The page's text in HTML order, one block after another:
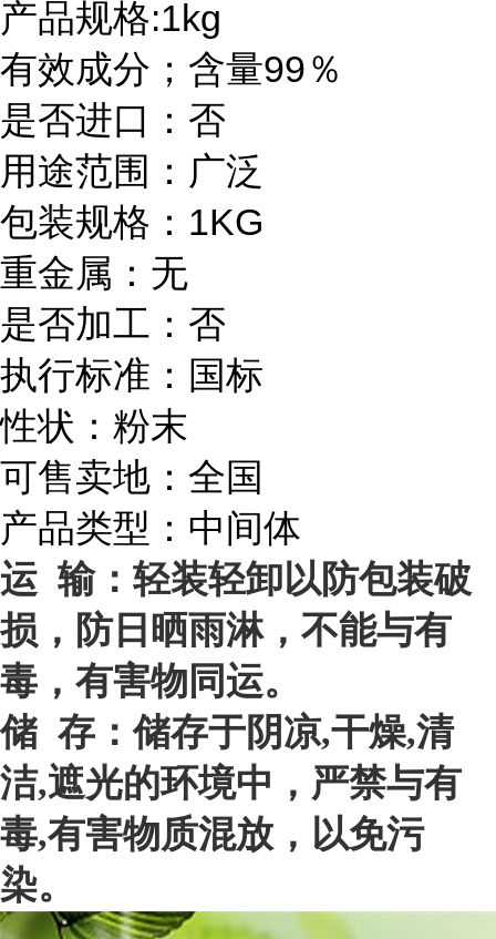
产品规格:1kg
有效成分；含量99％
是否进口：否
用途范围：广泛
包装规格：1KG
重金属：无
是否加工：否
执行标准：国标
性状：粉末
可售卖地：全国
产品类型：中间体
运 输：轻装轻卸以防包装破
损，防日晒雨淋，不能与有
毒，有害物同运。
储 存：储存于阴凉,干燥,清
洁,遮光的环境中，严禁与有
毒,有害物质混放，以免污
染。